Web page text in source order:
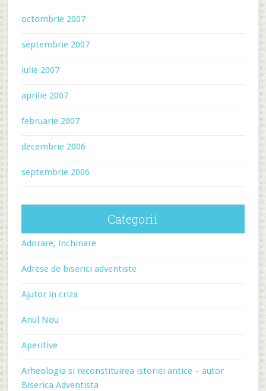
octombrie 2007
septembrie 2007
iulie 2007
aprilie 2007
februarie 2007
decembrie 2006
septembrie 2006
Categorii
Adorare, inchinare
Adrese de biserici adventiste
Ajutor in criza
Anul Nou
Aperitive
Arheologia si reconstituirea istoriei antice – autor
Biserica Adventista